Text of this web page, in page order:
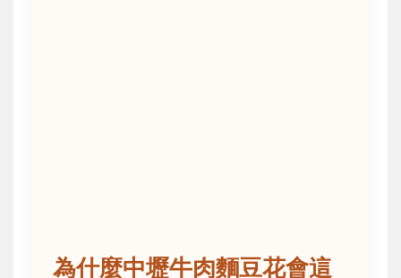
為什麼中壢牛肉麵豆花會這